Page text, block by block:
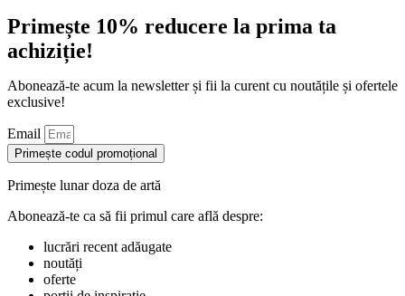
Primește 10% reducere la prima ta
achiziție!
Abonează-te acum la newsletter și fii la curent cu noutățile și ofertele
exclusive!
Email
Primește codul promoțional
Primește lunar doza de artă
Abonează-te ca să fii primul care află despre:
lucrări recent adăugate
noutăți
oferte